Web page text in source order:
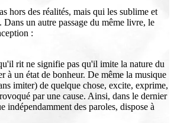
hors des réalités, mais qui les sublime et
Dans un autre passage du même livre, le
:
rit ne signifie pas qu'il imite la nature du
à un état de bonheur. De même la musique
imiter) de quelque chose, excite, exprime,
par une cause. Ainsi, dans le dernier
indépendamment des paroles, dispose à